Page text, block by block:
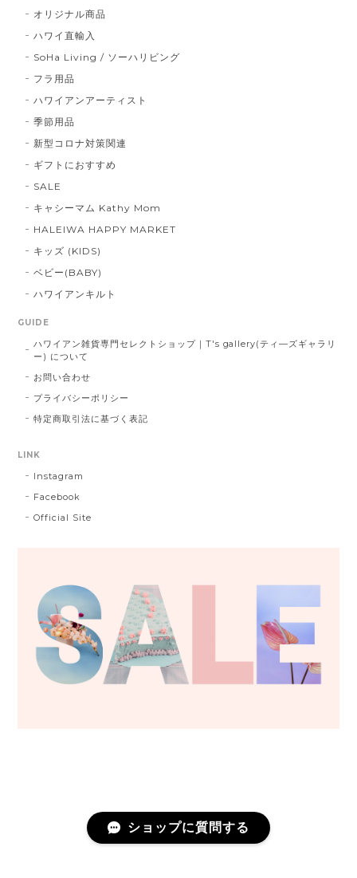
オリジナル商品
ハワイ直輸入
SoHa Living / ソーハリビング
フラ用品
ハワイアンアーティスト
季節用品
新型コロナ対策関連
ギフトにおすすめ
SALE
キャシーマム Kathy Mom
HALEIWA HAPPY MARKET
キッズ (KIDS)
ベビー(BABY)
ハワイアンキルト
GUIDE
ハワイアン雑貨専門セレクトショップ｜T's gallery(ティ―ズギャラリ
ー) について
お問い合わせ
プライバシーポリシー
特定商取引法に基づく表記
LINK
Instagram
Facebook
Official Site
ショップに質問する